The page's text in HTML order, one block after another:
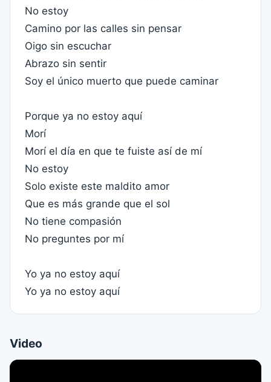
No estoy
Camino por las calles sin pensar
Oigo sin escuchar
Abrazo sin sentir
Soy el único muerto que puede caminar
Porque ya no estoy aquí
Morí
Morí el día en que te fuiste así de mí
No estoy
Solo existe este maldito amor
Que es más grande que el sol
No tiene compasión
No preguntes por mí
Yo ya no estoy aquí
Yo ya no estoy aquí
Video